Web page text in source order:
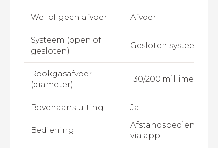
Wel of geen afvoer Afvoer
Systeem (open of
gesloten)
Gesloten systeem
Rookgasafvoer
(diameter)
130/200 millimeter
Bovenaansluiting Ja
Bediening
via app